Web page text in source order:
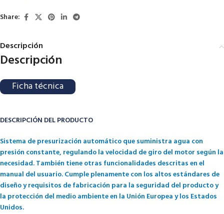
Share:
Descripción
Descripción
Ficha técnica
DESCRIPCIÓN DEL PRODUCTO
Sistema de presurización automático que suministra agua con
presión constante, regulando la velocidad de giro del motor según la
necesidad. También tiene otras funcionalidades descritas en el
manual del usuario. Cumple plenamente con los altos estándares de
diseño y requisitos de fabricación para la seguridad del producto y
la protección del medio ambiente en la Unión Europea y los Estados
Unidos.